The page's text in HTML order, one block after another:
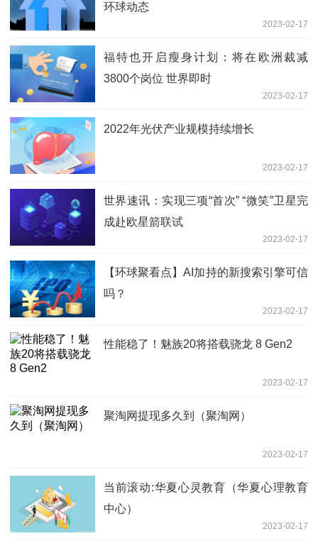
环球动态
2023-02-17
福特也开启瘦身计划：将在欧洲裁减
3800个岗位 世界即时
2023-02-17
2022年光伏产业规模持续增长
2023-02-17
世界速讯：实现三项“首次” “微笑”卫星完
成赴欧星箭联试
2023-02-17
【环球聚看点】AI加持的新搜索引擎可信
吗？
2023-02-17
性能稳了！魅族20将搭载骁龙 8 Gen2
2023-02-17
聚淘网提现多久到（聚淘网）
2023-02-17
当前滚动:华夏心灵教育（华夏心理教育
中心）
2023-02-17